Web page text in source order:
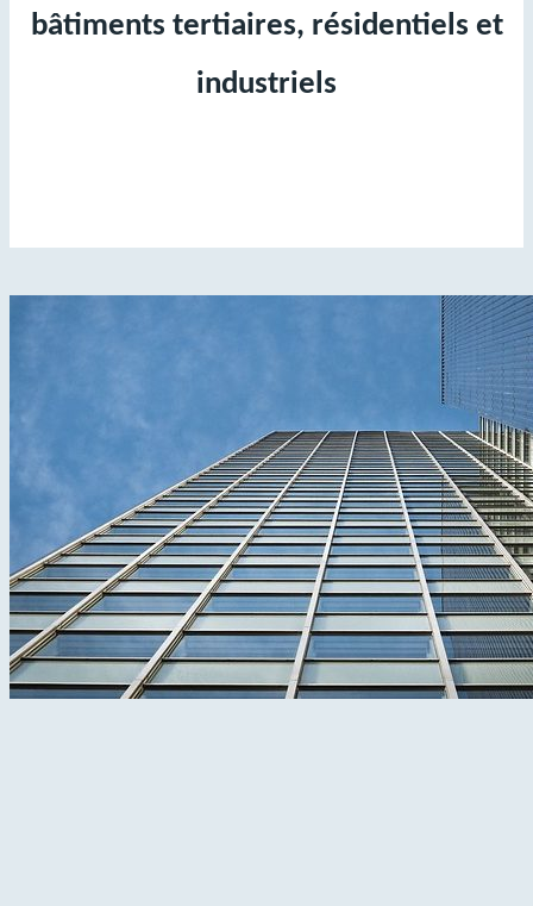
bâtiments tertiaires, résidentiels et
industriels